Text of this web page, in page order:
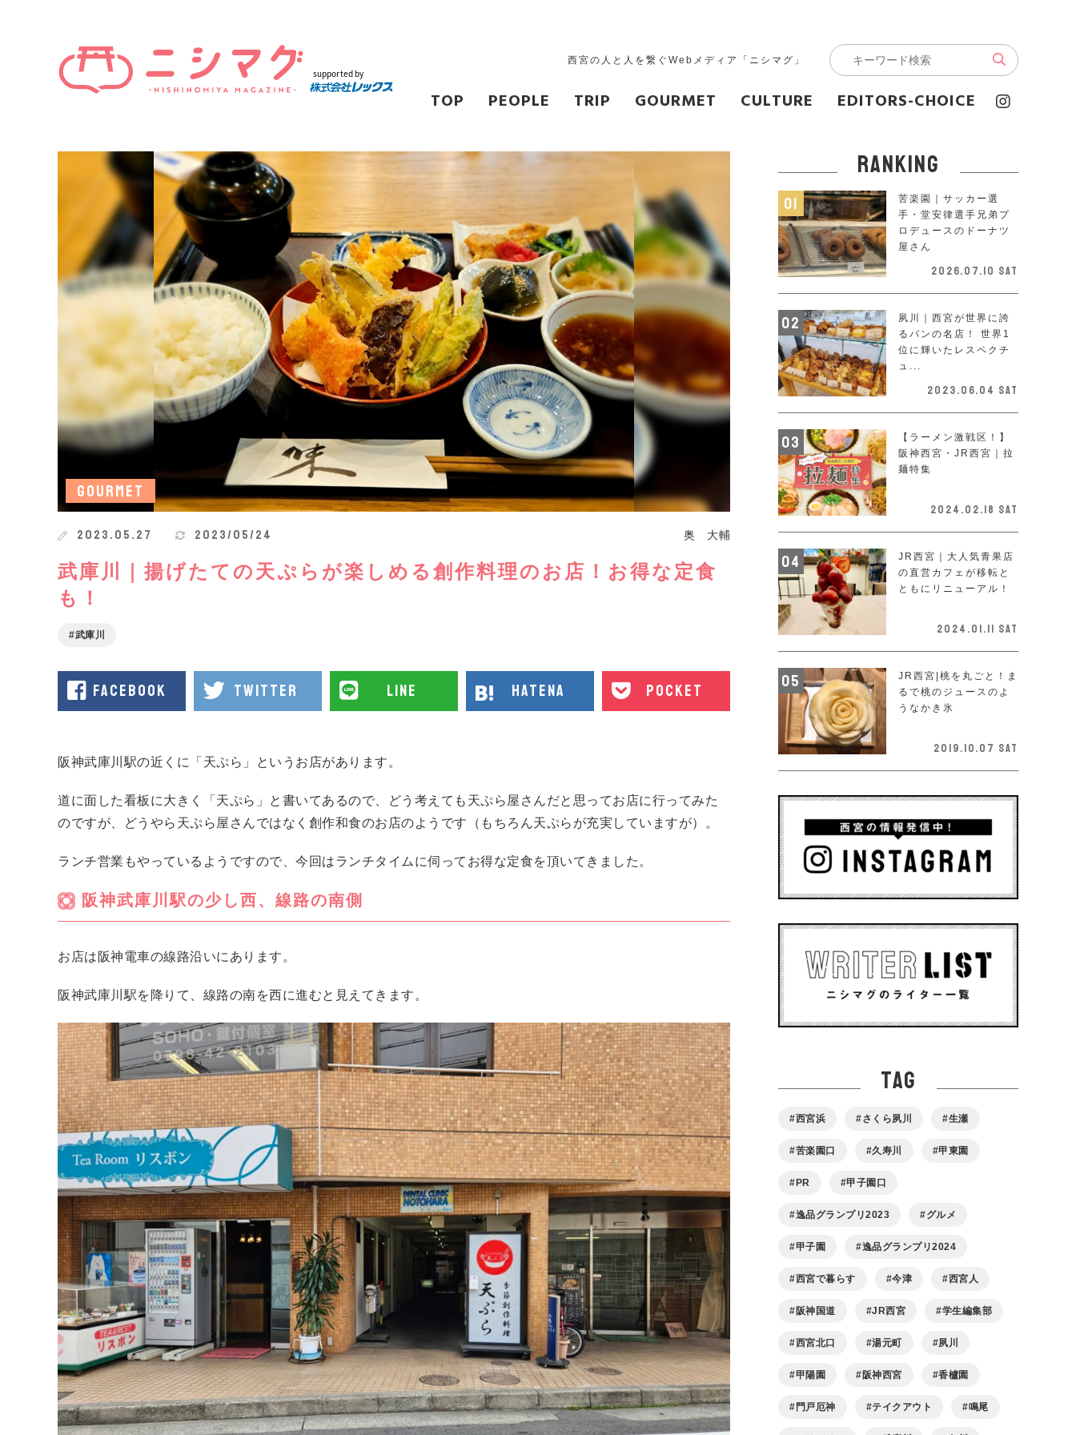
西宮の人と人を繋ぐWebメディア「ニシマグ」
TOP PEOPLE TRIP GOURMET CULTURE EDITORS-CHOICE
GOURMET
2023.05.27 2023/05/24 奥 大輔
武庫川｜揚げたての天ぷらが楽しめる創作料理のお店！お得な定食
も！
武庫川
facebook twitter line hatena pocket
阪神武庫川駅の近くに「天ぷら」というお店があります。
道に面した看板に大きく「天ぷら」と書いてあるので、どう考えても天ぷら屋さんだと思ってお店に行ってみた
のですが、どうやら天ぷら屋さんではなく創作和食のお店のようです（もちろん天ぷらが充実していますが）。
ランチ営業もやっているようですので、今回はランチタイムに伺ってお得な定食を頂いてきました。
阪神武庫川駅の少し西、線路の南側
お店は阪神電車の線路沿いにあります。
阪神武庫川駅を降りて、線路の南を西に進むと見えてきます。
ranking
苦楽園｜サッカー選
手・堂安律選手兄弟プ
ロデュースのドーナツ
屋さん
2026.07.10 Sat
夙川｜西宮が世界に誇
るパンの名店！ 世界1
位に輝いたレスペクチ
ュ...
2023.06.04 Sat
【ラーメン激戦区！】
阪神西宮・JR西宮｜拉
麺特集
2024.02.18 Sat
JR西宮｜大人気青果店
の直営カフェが移転と
ともにリニューアル！
2024.01.11 Sat
JR西宮|桃を丸ごと！ま
るで桃のジュースのよ
うなかき氷
2019.10.07 Sat
tag
西宮浜 さくら夙川 生瀬
苦楽園口 久寿川 甲東園
PR 甲子園口
逸品グランプリ2023 グルメ
甲子園 逸品グランプリ2024
西宮で暮らす 今津 西宮人
阪神国道 JR西宮 学生編集部
西宮北口 湯元町 夙川
甲陽園 阪神西宮 香櫨園
門戸厄神 テイクアウト 鳴尾